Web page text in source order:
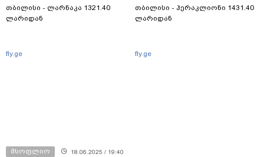
თბილისი - ლარნაკა 1321.40
ლარიდან
fly.ge
თბილისი - ჰერაკლიონი 1431.40
ლარიდან
fly.ge
მსოფლიო 18.06.2025 / 19:40